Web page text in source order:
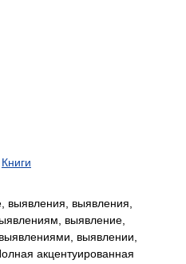
Книги
выявления,
выявление,
выявлении,
акцентуированная